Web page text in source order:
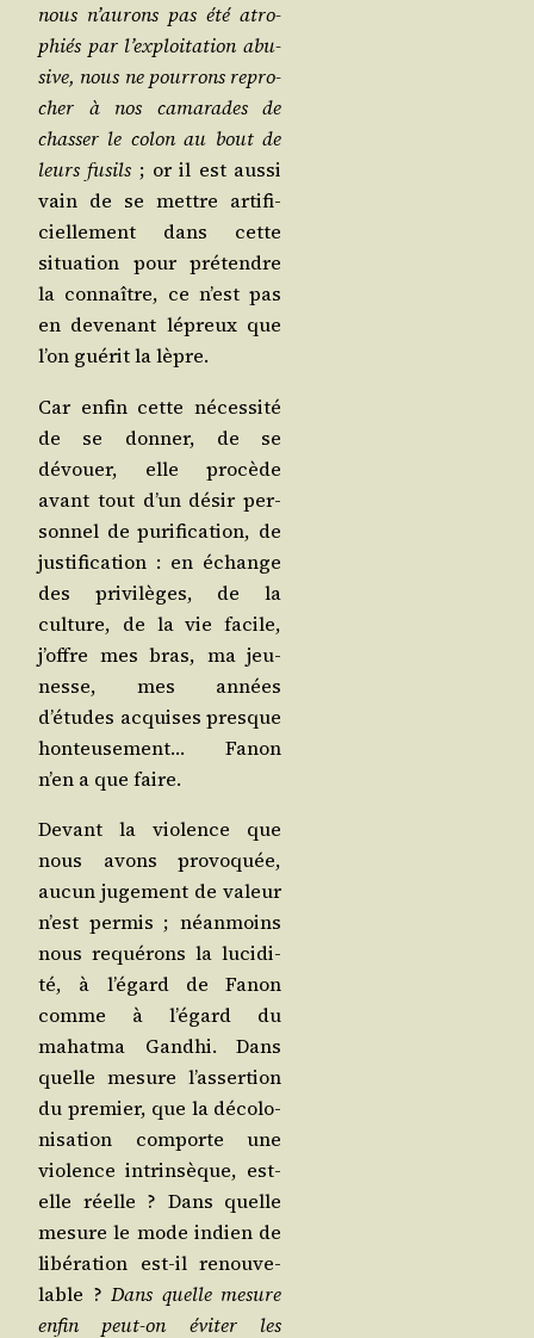
nous n’aurons pas été atro­
phiés par l’exploitation abu­
sive, nous ne pour­rons repro­
cher à nos cama­rades de
chas­ser le colon au bout de
leurs fusils ; or il est aus­si
vain de se mettre arti­fi­
ciel­le­ment dans cette
situa­tion pour pré­tendre
la connaître, ce n’est pas
en deve­nant lépreux que
l’on gué­rit la lèpre.
Car enfin cette néces­si­té
de se don­ner, de se
dévouer, elle pro­cède
avant tout d’un désir per­
son­nel de puri­fi­ca­tion, de
jus­ti­fi­ca­tion : en échange
des pri­vi­lèges, de la
culture, de la vie facile,
j’offre mes bras, ma jeu­
nesse, mes années
d’études acquises presque
hon­teu­se­ment… Fanon
n’en a que faire.
Devant la vio­lence que
nous avons pro­vo­quée,
aucun juge­ment de valeur
n’est per­mis ; néan­moins
nous requé­rons la luci­di­
té, à l’égard de Fanon
comme à l’égard du
mahat­ma Gand­hi. Dans
quelle mesure l’assertion
du pre­mier, que la déco­lo­
ni­sa­tion com­porte une
vio­lence intrin­sèque, est-
elle réelle ? Dans quelle
mesure le mode indien de
libé­ra­tion est-il renou­ve­
lable ? Dans quelle mesure
enfin peut-on évi­ter les